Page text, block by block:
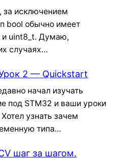
за исключением
bool обычно имеет
и uint8_t. Думаю,
случаях…
2 — Quickstart
начал изучать
под STM32 и ваши уроки
узнать зачем
типа…
шаг за шагом.